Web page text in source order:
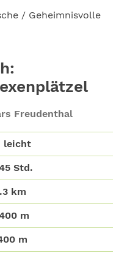
/ Geheimnisvolle
Freudenthal
leicht
Std.
km
m
m